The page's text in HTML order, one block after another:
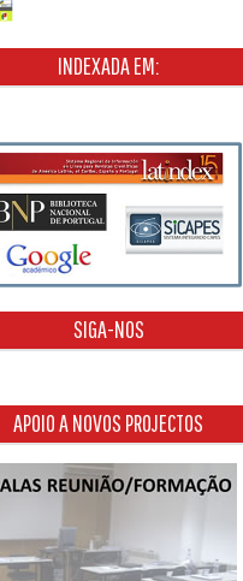
INDEXADA EM:
SIGA-NOS
APOIO A NOVOS PROJECTOS